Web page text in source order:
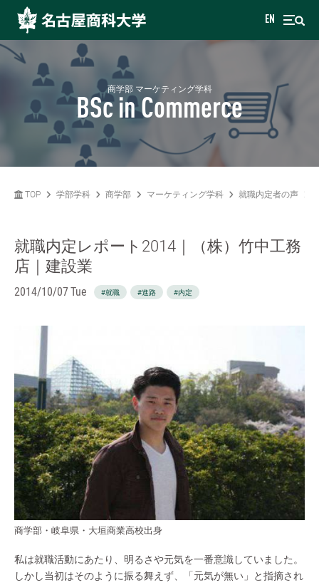
EN
商学部 マーケティング学科
BSc in Commerce
TOP 学部学科 商学部 マーケティング学科 就職内定者の声
就職内定レポート2014｜（株）竹中工務
店｜建設業
2014/10/07 Tue #就職 #進路 #内定
商学部・岐阜県・大垣商業高校出身
私は就職活動にあたり、明るさや元気を一番意識していました。
しかし当初はそのように振る舞えず、「元気が無い」と指摘され